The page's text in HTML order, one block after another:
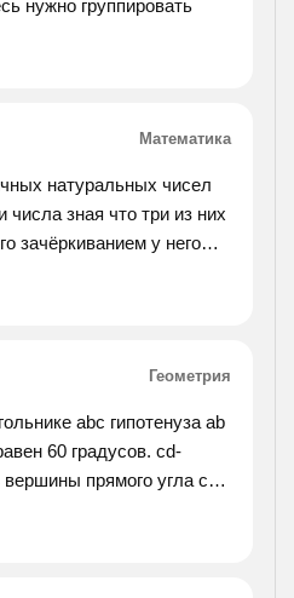
of outward thrusts, so
нужно группировать
Математика
натуральных чисел
числа зная что три из них
зачёркиванием у него
Геометрия
abc гипотенуза ab
60 градусов. cd-
прямого угла c